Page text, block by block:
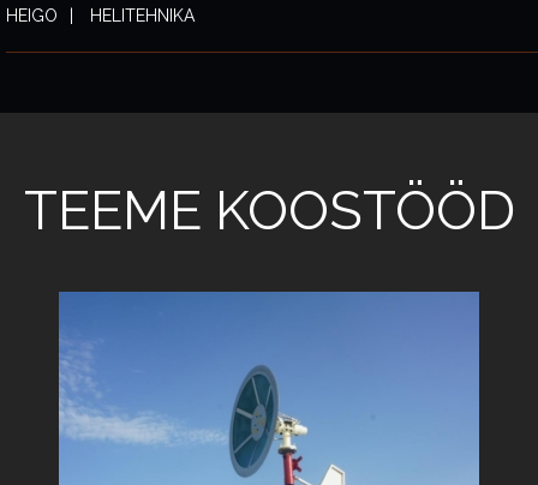
HEIGO HELITEHNIKA
TEEME KOOSTÖÖD